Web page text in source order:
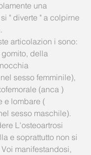
una
" diverte " a colpirne
articolazion i sono:
della
sesso femminile),
(anca )
e lombare (
sesso maschile).
L'osteoartrosi
e soprattutto non si
manifestandosi,